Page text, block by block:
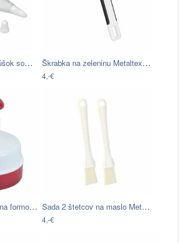
Set 3 ozdobných vrecúšok so 7… Škrabka na zeleninu Metaltex Vegetable,
4,-€
Stlačovacia nádoba na formovanie mäsa… Sada 2 štetcov na maslo Metaltex Brush
4,-€